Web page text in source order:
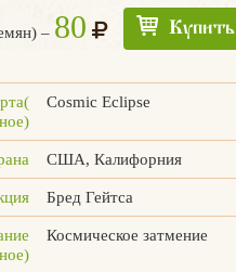
– 80 Купить
Cosmic Eclipse
США, Калифорния
Бред Гейтса
Космическое затмение